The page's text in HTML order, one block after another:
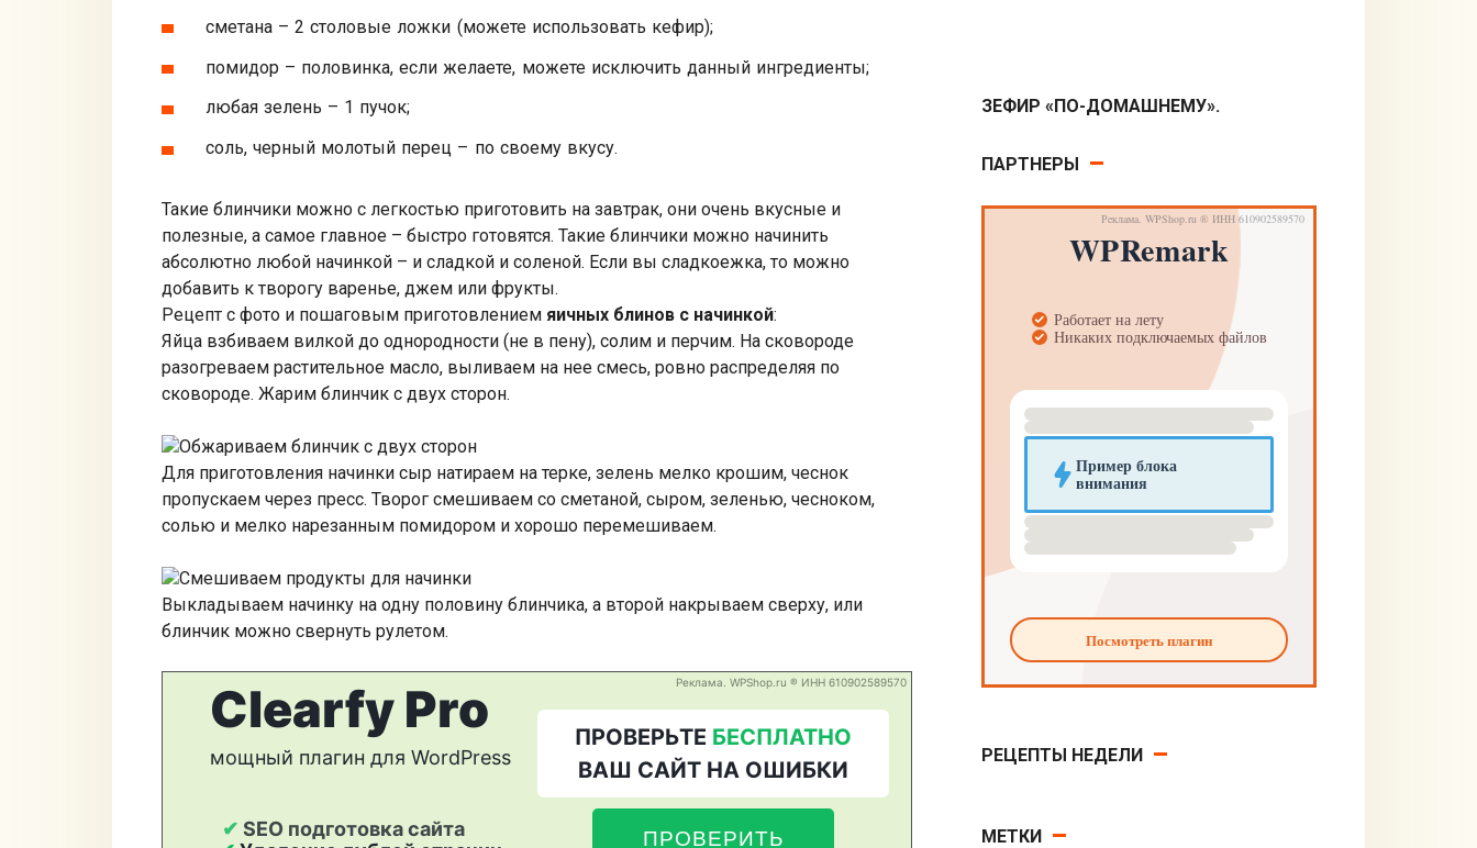
сметана – 2 столовые ложки (можете использовать кефир);
помидор – половинка, если желаете, можете исключить данный ингредиенты;
любая зелень – 1 пучок;
соль, черный молотый перец – по своему вкусу.
Такие блинчики можно с легкостью приготовить на завтрак, они очень вкусные и
полезные, а самое главное – быстро готовятся. Такие блинчики можно начинить
абсолютно любой начинкой – и сладкой и соленой. Если вы сладкоежка, то можно
добавить к творогу варенье, джем или фрукты.
Рецепт с фото и пошаговым приготовлением яичных блинов с начинкой:
Яйца взбиваем вилкой до однородности (не в пену), солим и перчим. На сковороде
разогреваем растительное масло, выливаем на нее смесь, ровно распределяя по
сковороде. Жарим блинчик с двух сторон.
Обжариваем блинчик с двух сторон
Для приготовления начинки сыр натираем на терке, зелень мелко крошим, чеснок
пропускаем через пресс. Творог смешиваем со сметаной, сыром, зеленью, чесноком,
солью и мелко нарезанным помидором и хорошо перемешиваем.
Смешиваем продукты для начинки
Выкладываем начинку на одну половину блинчика, а второй накрываем сверху, или
блинчик можно свернуть рулетом.
ЗЕФИР «ПО-ДОМАШНЕМУ».
ПАРТНЕРЫ
РЕЦЕПТЫ НЕДЕЛИ
МЕТКИ